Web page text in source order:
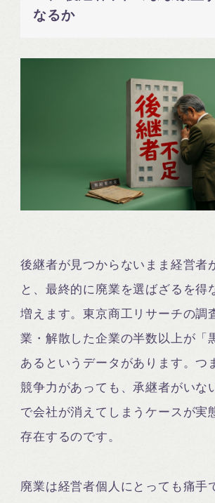
なるか
後継者が見つからないまま経営者
と、最終的に廃業を選ばざるを得
増えます。東京商工リサーチの調
業・解散した企業の半数以上が「
あるというデータがあります。つ
競争力があっても、承継者がいな
で会社が消えてしまうケースが実
存在するのです。
廃業は経営者個人にとっても痛手